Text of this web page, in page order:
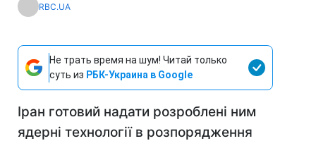
RBC.UA
Не трать время на шум! Читай только
суть из РБК-Украина в Google
Іран готовий надати розроблені ним
ядерні технології в розпорядження